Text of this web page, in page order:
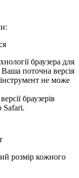
браузера для
поточна версія
не може
браузерів
Safari.
розмір кожного